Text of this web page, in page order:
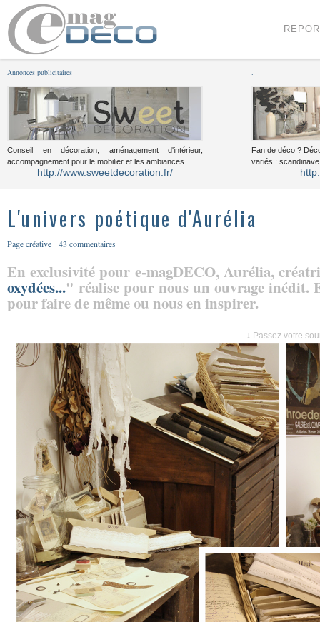
Annonces publicitaires
Conseil en décoration, aménagement d'intérieur,
accompagnement pour le mobilier et les ambiances
http://www.sweetdecoration.fr/
Fan de déco ?
variés :
L'univers poétique d'Aurélia
Page créative 43 commentaires
En exclusivité pour e-magDECO, Aurélia,
oxydées..." réalise pour nous un ouvrage inédit.
pour faire de même ou nous en inspirer.
↓ Passez votre